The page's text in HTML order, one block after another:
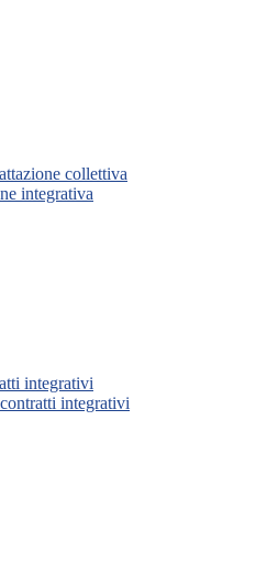
collettiva
integrativa
integrativi
integrativi